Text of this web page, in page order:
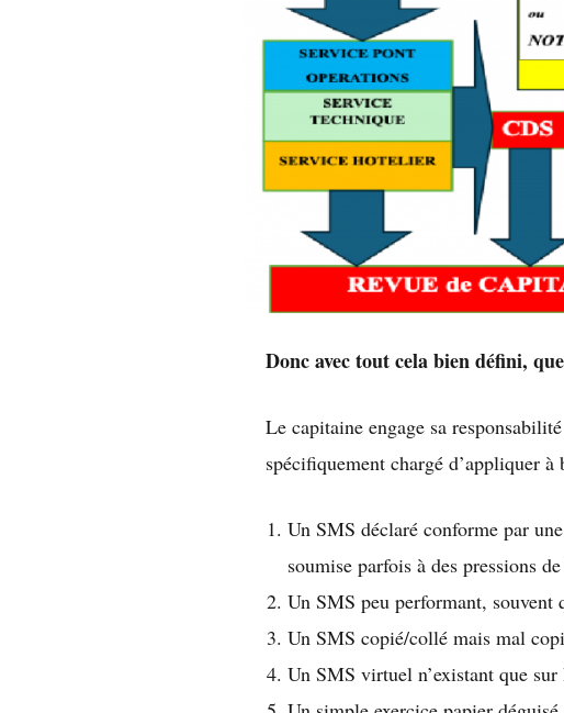
Donc avec tout cela bien défini,
Le capitaine engage sa
spécifiquement chargé d’appliquer à
Un SMS déclaré conforme par
soumise parfois à des pressions
Un SMS peu performant, souvent
Un SMS copié/collé mais mal
Un SMS virtuel n’existant que